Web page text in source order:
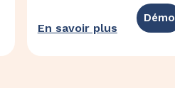
En savoir plus
Démo